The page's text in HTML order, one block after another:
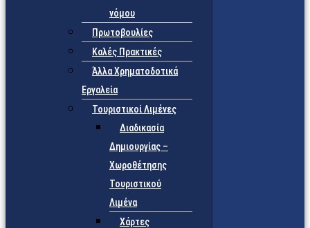
νόμου
Πρωτοβουλίες
Καλές Πρακτικές
Άλλα Χρηματοδοτικά
Εργαλεία
Τουριστικοί Λιμένες
Διαδικασία
Δημιουργίας –
Χωροθέτησης
Τουριστικού
Λιμένα
Χάρτες